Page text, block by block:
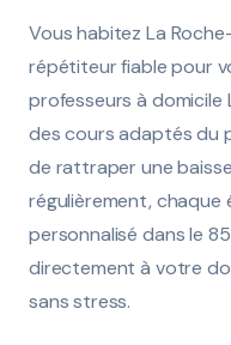
Vous habitez La
répétiteur fiable pour
professeurs à domicile
des cours adaptés du
de rattraper une
régulièrement, chaque
personnalisé dans le
directement à votre
sans stress.